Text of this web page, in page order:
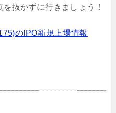
抜かずに行きましょう！
のIPO新規上場情報